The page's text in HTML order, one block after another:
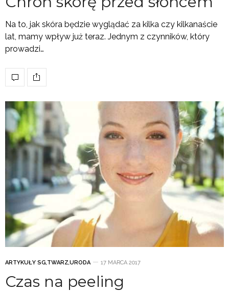
Na to, jak skóra będzie wyglądać za kilka czy kilkanaście
lat, mamy wpływ już teraz. Jednym z czynników, który
prowadzi…
ARTYKUŁY SG,TWARZ,URODA 17 MARCA 2017
Czas na peeling